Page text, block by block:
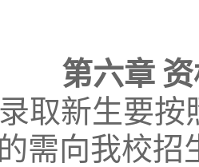
第六章
录取新生要按
需向我校